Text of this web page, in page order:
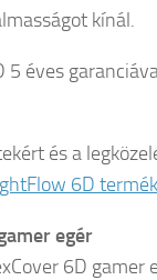
kínál.
5 éves
és a
6D
egér
6D